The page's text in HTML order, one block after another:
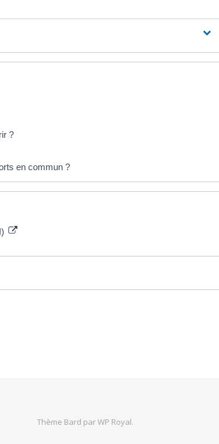
?
en commun ?
Thème Bard parWP Royal.